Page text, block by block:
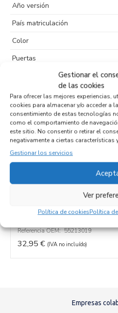
Gestionar el
de las cookies
Para ofrecer las mejores
cookies para almacenar y/o acceder
consentimiento de estas tecnologías
como el comportamiento de
este sitio. No consentir o retirar el
negativamente a ciertas características
Gestionar los servicios
Ver
Política de cookiesPolítica
Año versión
País matriculación
Color
Puertas
Código motor
Código cambio
Productos
CAJA MARIPOSA
Recambios FIATIII FIORINO
Referencia OEM: 55213019
32,95 € (IVA no incluído)
Empresas